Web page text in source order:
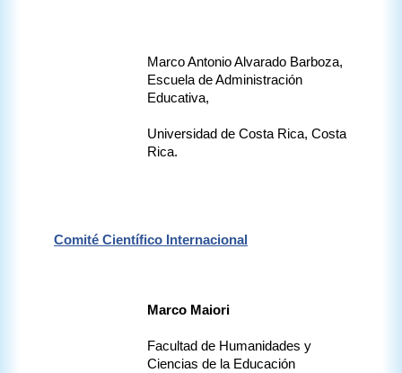
Marco Antonio Alvarado Barboza,
Escuela de Administración
Educativa,
Universidad de Costa Rica, Costa
Rica.
Comité Científico Internacional
Marco Maiori
Facultad de Humanidades y
Ciencias de la Educación